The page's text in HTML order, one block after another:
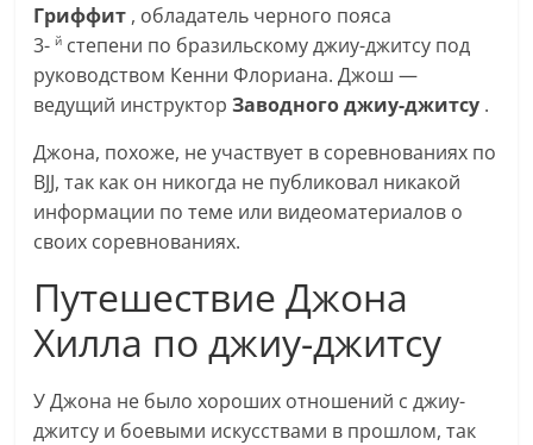
Гриффит , обладатель черного пояса
3-й степени по бразильскому джиу-джитсу под
руководством Кенни Флориана. Джош —
ведущий инструкторЗаводного джиу-джитсу .
Джона, похоже, не участвует в соревнованиях по
BJJ, так как он никогда не публиковал никакой
информации по теме или видеоматериалов о
своих соревнованиях.
Путешествие Джона
Хилла по джиу-джитсу
У Джона не было хороших отношений с джиу-
джитсу и боевыми искусствами в прошлом, так